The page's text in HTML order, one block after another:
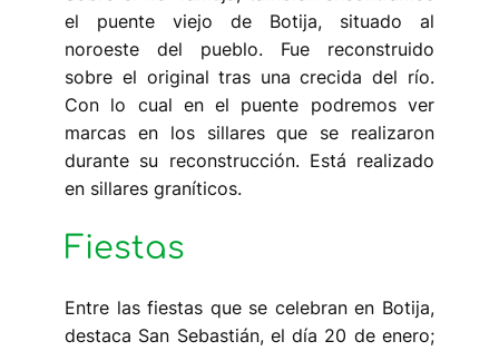
el puente viejo de Botija, situado al
noroeste del pueblo. Fue reconstruido
sobre el original tras una crecida del río.
Con lo cual en el puente podremos ver
marcas en los sillares que se realizaron
durante su reconstrucción. Está realizado
en sillares graníticos.
Fiestas
Entre las fiestas que se celebran en Botija,
destaca San Sebastián, el día 20 de enero;